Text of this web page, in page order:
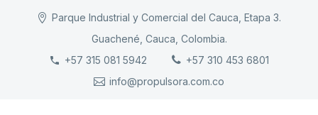
Parque Industrial y Comercial del Cauca, Etapa 3.
Guachené, Cauca, Colombia.
+57 315 081 5942
+57 310 453 6801
info@propulsora.com.co
INICIO